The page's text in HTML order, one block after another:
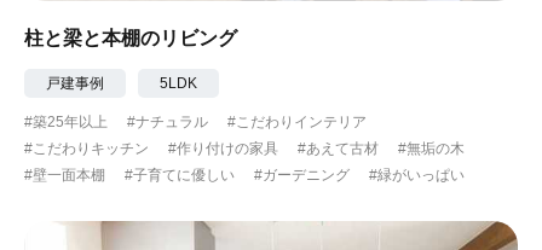
柱と梁と本棚のリビング
戸建事例 5LDK
#築25年以上 #ナチュラル
#こだわりインテリア
#こだわりキッチン
#作り付けの家具 #あえて古材
#無垢の木
#壁一面本棚
#子育てに優しい #ガーデニング #緑がいっぱい